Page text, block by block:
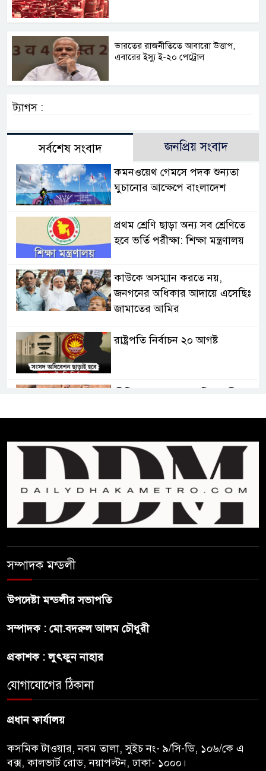
ভারতের রাজনীতিতে আবারো উত্তাপ,
এবারের ইস্যু ই-২০ পেট্রোল
ট্যাগস :
সর্বশেষ সংবাদ জনপ্রিয় সংবাদ
কমনওয়েথ গেমসে পদক শুন্যতা
ঘুচানোর আক্ষেপে বাংলাদেশ
প্রথম শ্রেণি ছাড়া অন্য সব শ্রেণিতে
হবে ভর্তি পরীক্ষা: শিক্ষা মন্ত্রণালয়
কাউকে অসম্মান করতে নয়,
জনগনের অধিকার আদায়ে এসেছিঃ
জামাতের আমির
রাষ্ট্রপতি নির্বাচন ২০ আগষ্ট
প্রীতির সাথে প্রেম নয় ছিল গভীর
জুলাই সনদ ও জুলাই যোদ্ধা সংবর্ধনা
অনুষ্ঠানে বিশৃঙ্খলায় ক্ষুদ্ধ ভারপ্রাপ্ত
রাষ্ট্রপতি
আমরা যদি বলি জুলাই কার, তাহলে
তো জুলাই কারওই থাকবে না:
শেখ হাসিনার বক্তব্য প্রচার করলেই
ব্যবস্থা নিবে সরকার : প্রধানমন্ত্রীর
সম্পাদক মন্ডলী
উপদেষ্টা মন্ডলীর সভাপতি
সম্পাদক : মো.বদরুল আলম চৌধুরী
প্রকাশক : লুৎফুন নাহার
যোগাযোগের ঠিকানা
প্রধান কার্যালয়
কসমিক টাওয়ার, নবম তালা, সুইচ নং- ৯/সি-ডি, ১০৬/কে এ
বক্স, কালভার্ট রোড, নয়াপল্টন, ঢাকা- ১০০০।